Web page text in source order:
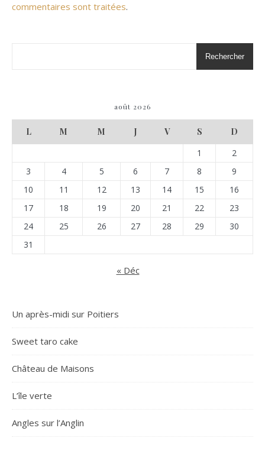
commentaires sont traitées.
Rechercher
août 2026
L M M J V S
D
1
2
3
4 5 6 7 8
9
10
11 12 13 14 15
16
17
18 19 20 21 22
23
24
25 26 27 28 29
30
31
« Déc
Un après-midi sur Poitiers
Sweet taro cake
Château de Maisons
L’île verte
Angles sur l’Anglin